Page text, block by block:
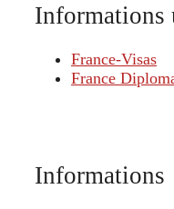
Informations
France-Visas
France
Informations